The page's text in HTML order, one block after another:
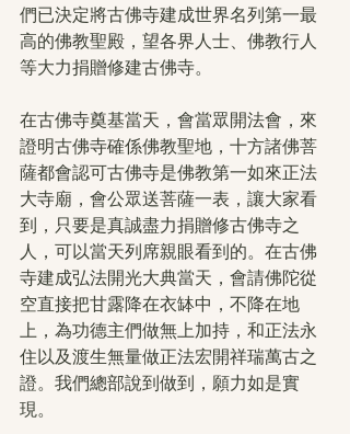
們已決定將古佛寺建成世界名列第一最
高的佛教聖殿，望各界人士、佛教行人
等大力捐贈修建古佛寺。
在古佛寺奠基當天，會當眾開法會，來
證明古佛寺確係佛教聖地，十方諸佛菩
薩都會認可古佛寺是佛教第一如來正法
大寺廟，會公眾送菩薩一表，讓大家看
到，只要是真誠盡力捐贈修古佛寺之
人，可以當天列席親眼看到的。在古佛
寺建成弘法開光大典當天，會請佛陀從
空直接把甘露降在衣缽中，不降在地
上，為功德主們做無上加持，和正法永
住以及渡生無量做正法宏開祥瑞萬古之
證。我們總部說到做到，願力如是實
現。